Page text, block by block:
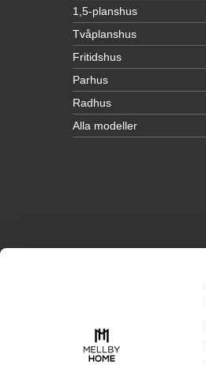
1,5-planshus
Tvåplanshus
Fritidshus
Parhus
Radhus
Alla modeller
Garageinspiration